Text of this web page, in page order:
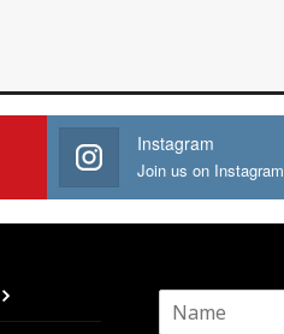
Instagram
Join us on Instagram